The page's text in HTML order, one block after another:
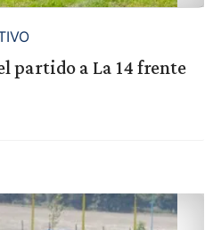
partido a La 14 frente